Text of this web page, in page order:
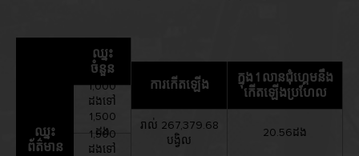
ឈ្នះ
ព័ត៌មាន
ឈ្នះ
ចំនួន
1,000
ដងទៅ
1,500
ដង
1,500
ដងទៅ
ការកើតឡើង
រាល់ 267,379.68
បង្វិល
ក្នុង 1 លានជុំហ្គេមនឹង
កើតឡើងប្រហែល
20.56ដង